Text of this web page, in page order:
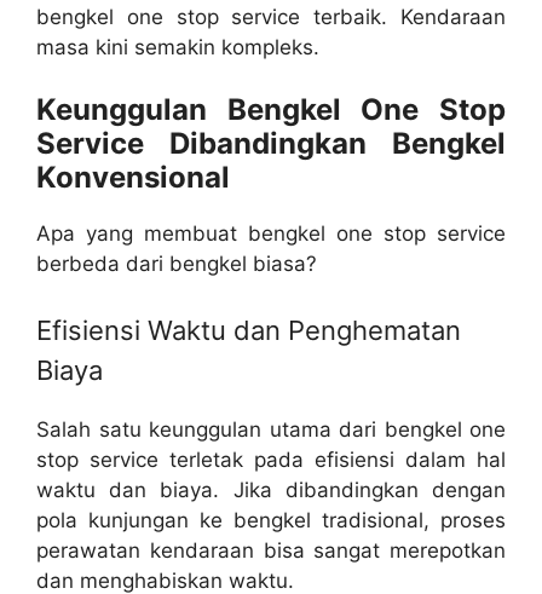
bengkel one stop service terbaik. Kendaraan
masa kini semakin kompleks.
Keunggulan Bengkel One Stop
Service Dibandingkan Bengkel
Konvensional
Apa yang membuat bengkel one stop service
berbeda dari bengkel biasa?
Efisiensi Waktu dan Penghematan
Biaya
Salah satu keunggulan utama dari bengkel one
stop service terletak pada efisiensi dalam hal
waktu dan biaya. Jika dibandingkan dengan
pola kunjungan ke bengkel tradisional, proses
perawatan kendaraan bisa sangat merepotkan
dan menghabiskan waktu.